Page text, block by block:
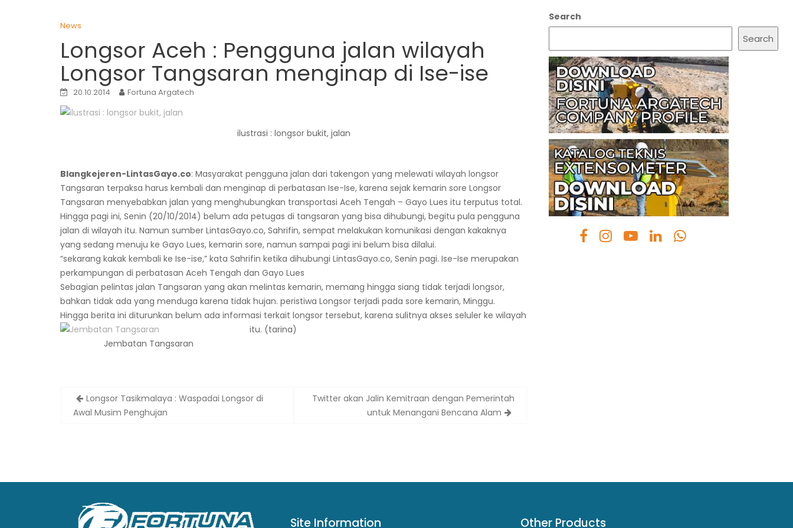
News
Longsor Aceh : Pengguna jalan wilayah
Longsor Tangsaran menginap di Ise-ise
20.10.2014 Fortuna Argatech
ilustrasi : longsor bukit, jalan
Blangkejeren-LintasGayo.co: Masyarakat pengguna jalan dari takengon yang melewati wilayah longsor
Tangsaran terpaksa harus kembali dan menginap di perbatasan Ise-Ise, karena sejak kemarin sore Longsor
Tangsaran menyebabkan jalan yang menghubungkan transportasi Aceh Tengah – Gayo Lues itu terputus total.
Hingga pagi ini, Senin (20/10/2014) belum ada petugas di tangsaran yang bisa dihubungi, begitu pula pengguna
jalan di wilayah itu. Namun sumber LintasGayo.co, Sahrifin, sempat melakukan komunikasi dengan kakaknya
yang sedang menuju ke Gayo Lues, kemarin sore, namun sampai pagi ini belum bisa dilalui.
“sekarang kakak kembali ke Ise-ise,” kata Sahrifin ketika dihubungi LintasGayo.co, Senin pagi. Ise-Ise merupakan
perkampungan di perbatasan Aceh Tengah dan Gayo Lues
Sebagian pelintas jalan Tangsaran yang akan melintas kemarin, memang hingga siang tidak terjadi longsor,
bahkan tidak ada yang menduga karena tidak hujan. peristiwa Longsor terjadi pada sore kemarin, Minggu.
Hingga berita ini diturunkan belum ada informasi terkait longsor tersebut, karena sulitnya akses seluler ke wilayah
itu. (tarina)
Jembatan Tangsaran
Post
navigation
Longsor Tasikmalaya : Waspadai Longsor di
Awal Musim Penghujan
Twitter akan Jalin Kemitraan dengan Pemerintah
untuk Menangani Bencana Alam
Search
Search
Site Information Other Products